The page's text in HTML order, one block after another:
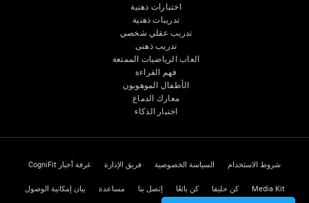
اختبارات ذهنية
تدريبات ذهنية
تدريب عقلي شخصي
تدريب ذهنى
العاب الرياضيات الممتعة
فهم القراءة
الأطفال الموهوبون
معارك الدماغ
اختبار الذكاء
شروط الاستخدام السياسة الخصوصية فريق الإدارة غرفة أخبار CogniFit
Media Kit كن حليفا كن بائعًا إتصل بنا مساعدة بيان إمكانية الوصول